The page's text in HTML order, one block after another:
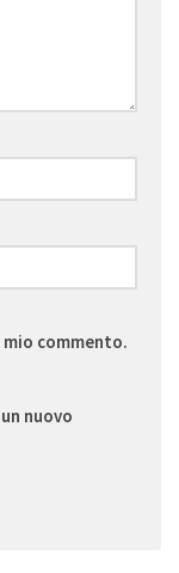
commento.
nuovo